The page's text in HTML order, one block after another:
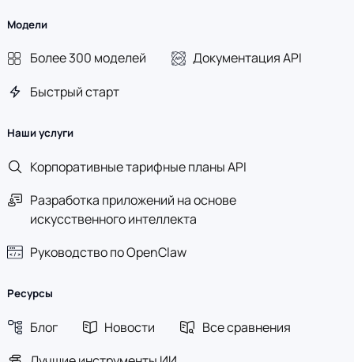
Модели
Более 300 моделей
Документация API
Быстрый старт
Наши услуги
Корпоративные тарифные планы API
Разработка приложений на основе
искусственного интеллекта
Руководство по OpenClaw
Ресурсы
Блог Новости
Все сравнения